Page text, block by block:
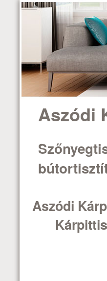
Aszódi
Aszódi